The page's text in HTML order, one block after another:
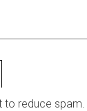
to reduce spam.